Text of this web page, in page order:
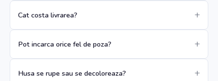
Cat costa livrarea?
Pot incarca orice fel de poza?
Husa se rupe sau se decoloreaza?